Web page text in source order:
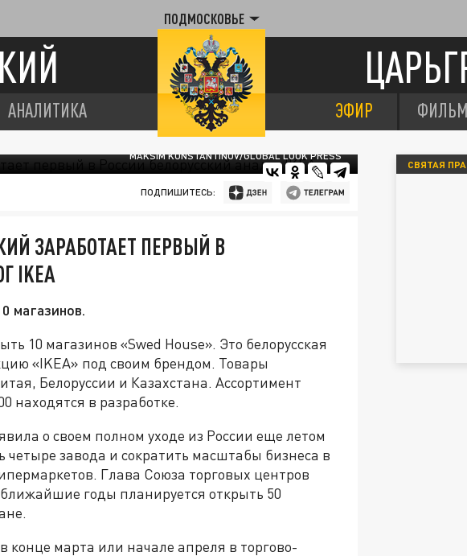
ПОДМОСКОВЬЕ
АНАЛИТИКА ЭФИР
MAKSIM KONSTANTINOV/GLOBAL LOOK PRESS
ПОДПИШИТЕСЬ:
ЗАРАБОТАЕТ ПЕРВЫЙ В
IKEA
магазинов.
10 магазинов «Swed House». Это белорусская
«IKEA» под своим брендом. Товары
Белоруссии и Казахстана. Ассортимент
находятся в разработке.
о своем полном уходе из России еще летом
завода и сократить масштабы бизнеса в
Глава Союза торговых центров
ближайшие годы планируется открыть 50
конце марта или начале апреля в торгово-
СВЯТАЯ